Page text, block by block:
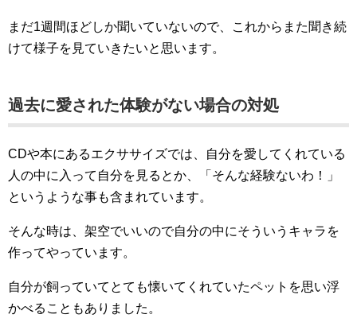
まだ1週間ほどしか聞いていないので、これからまた聞き続
けて様子を見ていきたいと思います。
過去に愛された体験がない場合の対処
CDや本にあるエクササイズでは、自分を愛してくれている
人の中に入って自分を見るとか、「そんな経験ないわ！」
というような事も含まれています。
そんな時は、架空でいいので自分の中にそういうキャラを
作ってやっています。
自分が飼っていてとても懐いてくれていたペットを思い浮
かべることもありました。